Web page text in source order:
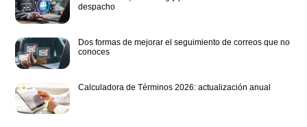
despacho
Dos formas de mejorar el seguimiento de correos que no
conoces
Calculadora de Términos 2026: actualización anual